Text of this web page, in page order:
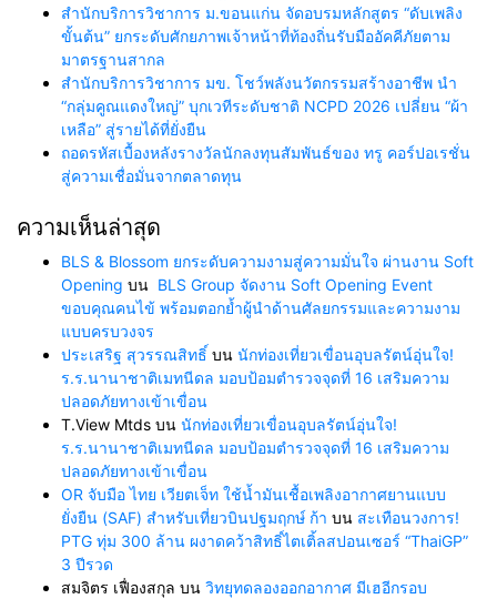
สำนักบริการวิชาการ ม.ขอนแก่น จัดอบรมหลักสูตร “ดับเพลิง
ขั้นต้น” ยกระดับศักยภาพเจ้าหน้าที่ท้องถิ่นรับมืออัคคีภัยตาม
มาตรฐานสากล
สำนักบริการวิชาการ มข. โชว์พลังนวัตกรรมสร้างอาชีพ นำ
“กลุ่มคูณแดงใหญ่” บุกเวทีระดับชาติ NCPD 2026 เปลี่ยน “ผ้า
เหลือ” สู่รายได้ที่ยั่งยืน
ถอดรหัสเบื้องหลังรางวัลนักลงทุนสัมพันธ์ของ ทรู คอร์ปอเรชั่น
สู่ความเชื่อมั่นจากตลาดทุน
ความเห็นล่าสุด
BLS & Blossom ยกระดับความงามสู่ความมั่นใจ ผ่านงาน Soft
Opening บน BLS Group จัดงาน Soft Opening Event
ขอบคุณคนไข้ พร้อมตอกย้ำผู้นำด้านศัลยกรรมและความงาม
แบบครบวงจร
ประเสริฐ สุวรรณสิทธิ์ บน นักท่องเที่ยวเขื่อนอุบลรัตน์อุ่นใจ!
ร.ร.นานาชาติเมทนีดล มอบป้อมตำรวจจุดที่ 16 เสริมความ
ปลอดภัยทางเข้าเขื่อน
T.View Mtds บน นักท่องเที่ยวเขื่อนอุบลรัตน์อุ่นใจ!
ร.ร.นานาชาติเมทนีดล มอบป้อมตำรวจจุดที่ 16 เสริมความ
ปลอดภัยทางเข้าเขื่อน
OR จับมือ ไทย เวียตเจ็ท ใช้น้ำมันเชื้อเพลิงอากาศยานแบบ
ยั่งยืน (SAF) สำหรับเที่ยวบินปฐมฤกษ์ ก้า บน สะเทือนวงการ!
PTG ทุ่ม 300 ล้าน ผงาดคว้าสิทธิ์ไตเติ้ลสปอนเซอร์ “ThaiGP”
3 ปีรวด
สมจิตร เฟื่องสกุล บน วิทยุทดลองออกอากาศ มีเฮอีกรอบ